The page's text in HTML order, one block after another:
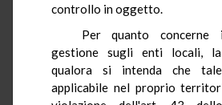
controllo in oggetto.
Per quanto
gestione sugli enti locali,
qualora si intenda che
applicabile nel proprio